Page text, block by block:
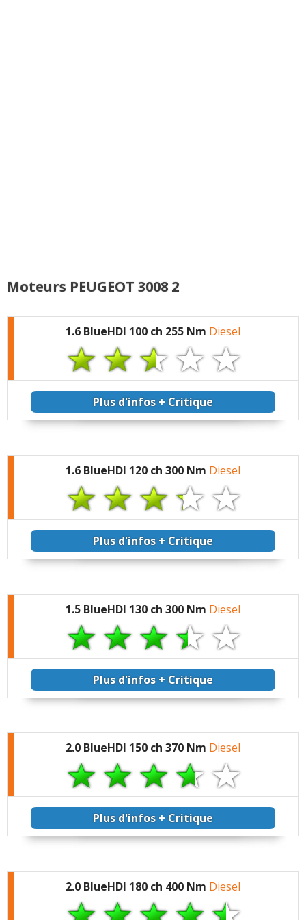
Moteurs PEUGEOT 3008 2
1.6 BlueHDI 100 ch 255 Nm Diesel
Plus d'infos + Critique
1.6 BlueHDI 120 ch 300 Nm Diesel
Plus d'infos + Critique
1.5 BlueHDI 130 ch 300 Nm Diesel
Plus d'infos + Critique
2.0 BlueHDI 150 ch 370 Nm Diesel
Plus d'infos + Critique
2.0 BlueHDI 180 ch 400 Nm Diesel